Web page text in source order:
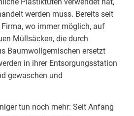
Plastiktüten verwendet hat,
werden muss. Bereits seit
wo immer möglich, auf
Müllsäcken, die durch
Baumwollgemischen ersetzt
in ihrer Entsorgungsstation
gewaschen und
tun noch mehr: Seit Anfang